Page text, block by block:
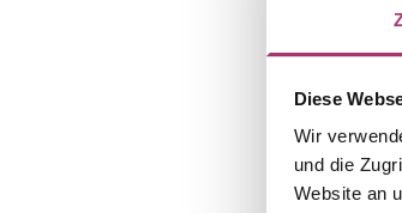
Diese
Wir
und die
Website an